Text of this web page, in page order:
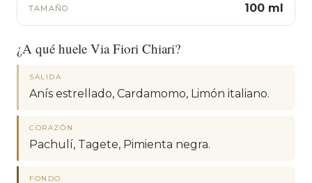
TAMAÑO 100 ml
¿A qué huele Via Fiori Chiari?
SALIDA
Anís estrellado, Cardamomo, Limón italiano.
CORAZÓN
Pachulí, Tagete, Pimienta negra.
FONDO